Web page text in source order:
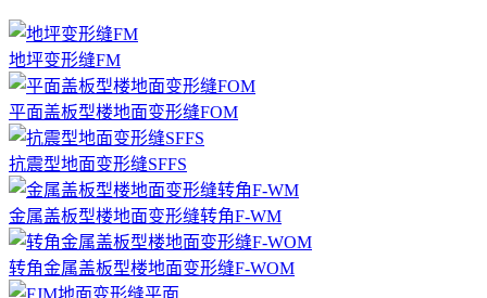
地坪变形缝FM
平面盖板型楼地面变形缝FOM
抗震型地面变形缝SFFS
金属盖板型楼地面变形缝转角F-WM
转角金属盖板型楼地面变形缝F-WOM